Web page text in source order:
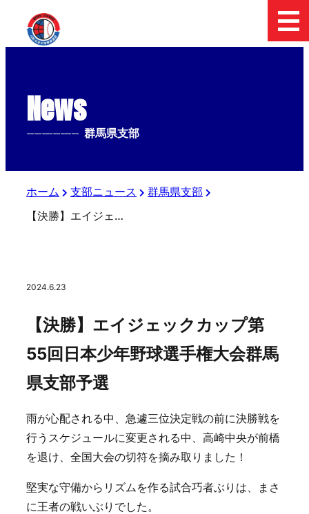
News
-------------- 群馬県支部
ホーム 支部ニュース
群馬県支部
【決勝】エイジェックカップ第55回日本少年野球選手権大会群馬県支部予選
2024.6.23
【決勝】エイジェックカップ第
55回日本少年野球選手権大会群馬
県支部予選
雨が心配される中、急遽三位決定戦の前に決勝戦を
行うスケジュールに変更される中、高崎中央が前橋
を退け、全国大会の切符を摘み取りました！
堅実な守備からリズムを作る試合巧者ぶりは、まさ
に王者の戦いぶりでした。